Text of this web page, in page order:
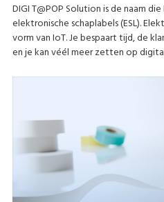
DIGI T@POP Solution is de naam
elektronische schaplabels (ESL).
vorm van IoT. Je bespaart tijd, de
en je kan véél meer zetten op